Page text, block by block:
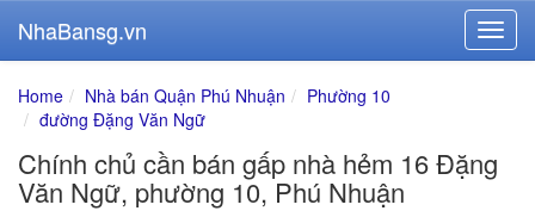
NhaBansg.vn
Home Nhà bán Quận Phú Nhuận
Phường 10
đường Đặng Văn Ngữ
Chính chủ cần bán gấp nhà hẻm 16 Đặng
Văn Ngữ, phường 10, Phú Nhuận